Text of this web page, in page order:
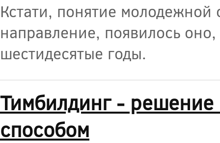
Кстати, понятие
направление, появилось
шестидесятые годы.
Тимбилдинг - решение
способом